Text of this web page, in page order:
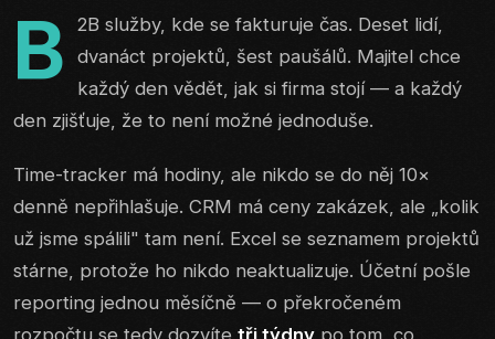
B
2B služby, kde se fakturuje čas. Deset lidí,
dvanáct projektů, šest paušálů. Majitel chce
každý den vědět, jak si firma stojí — a každý
den zjišťuje, že to není možné jednoduše.
Time-tracker má hodiny, ale nikdo se do něj 10×
denně nepřihlašuje. CRM má ceny zakázek, ale „kolik
už jsme spálili" tam není. Excel se seznamem projektů
stárne, protože ho nikdo neaktualizuje. Účetní pošle
reporting jednou měsíčně — o překročeném
rozpočtu se tedy dozvíte tři týdny po tom, co